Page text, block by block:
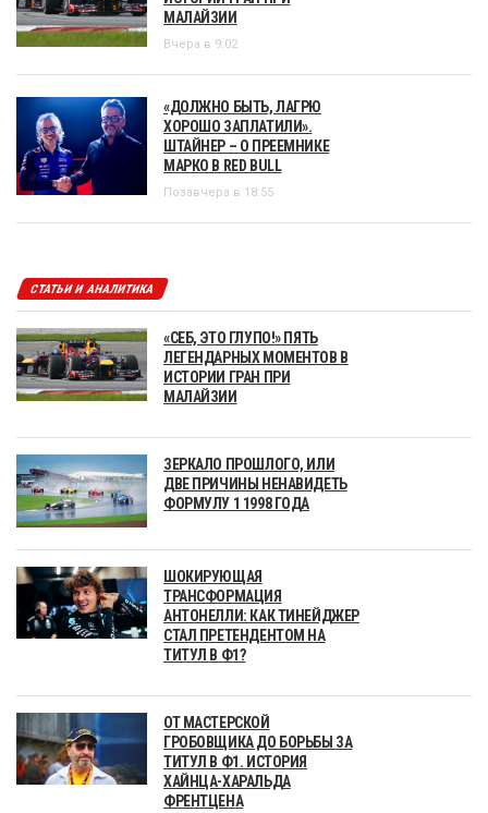
МАЛАЙЗИИ
Вчера в 9:02
«ДОЛЖНО БЫТЬ, ЛАГРЮ
ХОРОШО ЗАПЛАТИЛИ».
ШТАЙНЕР – О ПРЕЕМНИКЕ
МАРКО В RED BULL
Позавчера в 18:55
СТАТЬИ И АНАЛИТИКА
«СЕБ, ЭТО ГЛУПО!» ПЯТЬ
ЛЕГЕНДАРНЫХ МОМЕНТОВ В
ИСТОРИИ ГРАН ПРИ
МАЛАЙЗИИ
ЗЕРКАЛО ПРОШЛОГО, ИЛИ
ДВЕ ПРИЧИНЫ НЕНАВИДЕТЬ
ФОРМУЛУ 1 1998 ГОДА
ШОКИРУЮЩАЯ
ТРАНСФОРМАЦИЯ
АНТОНЕЛЛИ: КАК ТИНЕЙДЖЕР
СТАЛ ПРЕТЕНДЕНТОМ НА
ТИТУЛ В Ф1?
ОТ МАСТЕРСКОЙ
ГРОБОВЩИКА ДО БОРЬБЫ ЗА
ТИТУЛ В Ф1. ИСТОРИЯ
ХАЙНЦА-ХАРАЛЬДА
ФРЕНТЦЕНА